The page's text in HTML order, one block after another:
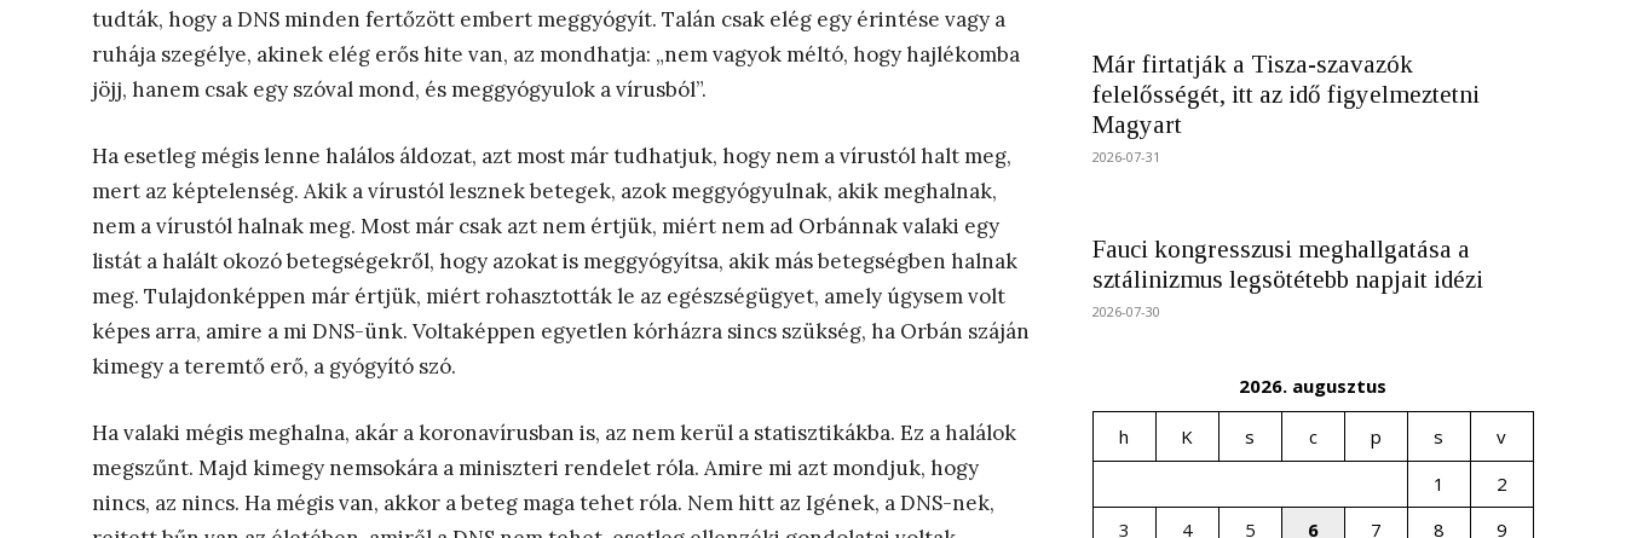
tudták, hogy a DNS minden fertőzött embert meggyógyít. Talán csak elég egy érintése vagy a
ruhája szegélye, akinek elég erős hite van, az mondhatja: „nem vagyok méltó, hogy hajlékomba
jöjj, hanem csak egy szóval mond, és meggyógyulok a vírusból”.
Ha esetleg mégis lenne halálos áldozat, azt most már tudhatjuk, hogy nem a vírustól halt meg,
mert az képtelenség. Akik a vírustól lesznek betegek, azok meggyógyulnak, akik meghalnak,
nem a vírustól halnak meg. Most már csak azt nem értjük, miért nem ad Orbánnak valaki egy
listát a halált okozó betegségekről, hogy azokat is meggyógyítsa, akik más betegségben halnak
meg. Tulajdonképpen már értjük, miért rohasztották le az egészségügyet, amely úgysem volt
képes arra, amire a mi DNS-ünk. Voltaképpen egyetlen kórházra sincs szükség, ha Orbán száján
kimegy a teremtő erő, a gyógyító szó.
Ha valaki mégis meghalna, akár a koronavírusban is, az nem kerül a statisztikákba. Ez a halálok
megszűnt. Majd kimegy nemsokára a miniszteri rendelet róla. Amire mi azt mondjuk, hogy
nincs, az nincs. Ha mégis van, akkor a beteg maga tehet róla. Nem hitt az Igének, a DNS-nek,
Már firtatják a Tisza-szavazók
felelősségét, itt az idő figyelmeztetni
Magyart
2026-07-31
Fauci kongresszusi meghallgatása a
sztálinizmus legsötétebb napjait idézi
2026-07-30
2026. augusztus
h K s c p s
v
1
2
3
4 5 6 7 8
9